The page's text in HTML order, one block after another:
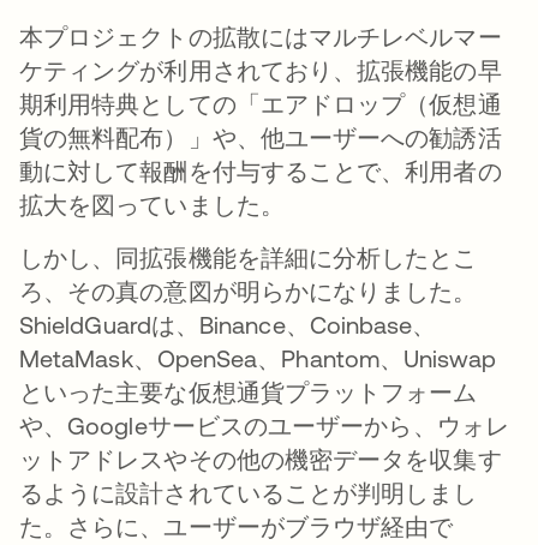
本プロジェクトの拡散にはマルチレベルマー
ケティングが利用されており、拡張機能の早
期利用特典としての「エアドロップ（仮想通
貨の無料配布）」や、他ユーザーへの勧誘活
動に対して報酬を付与することで、利用者の
拡大を図っていました。
しかし、同拡張機能を詳細に分析したとこ
ろ、その真の意図が明らかになりました。
ShieldGuardは、Binance、Coinbase、
MetaMask、OpenSea、Phantom、Uniswap
といった主要な仮想通貨プラットフォーム
や、Googleサービスのユーザーから、ウォレ
ットアドレスやその他の機密データを収集す
るように設計されていることが判明しまし
た。さらに、ユーザーがブラウザ経由で